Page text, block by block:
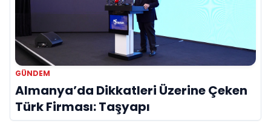
GÜNDEM
Almanya’da Dikkatleri Üzerine Çeken
Türk Firması: Taşyapı